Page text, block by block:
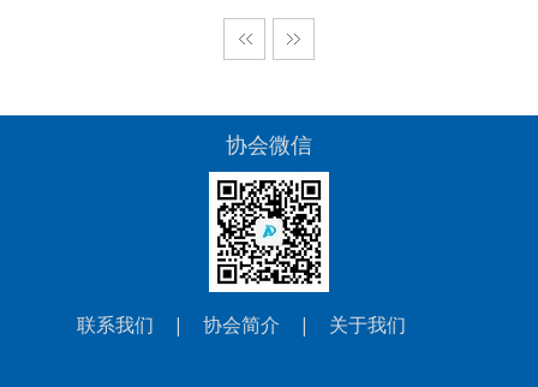
协会微信
联系我们 | 协会简介 | 关于我们